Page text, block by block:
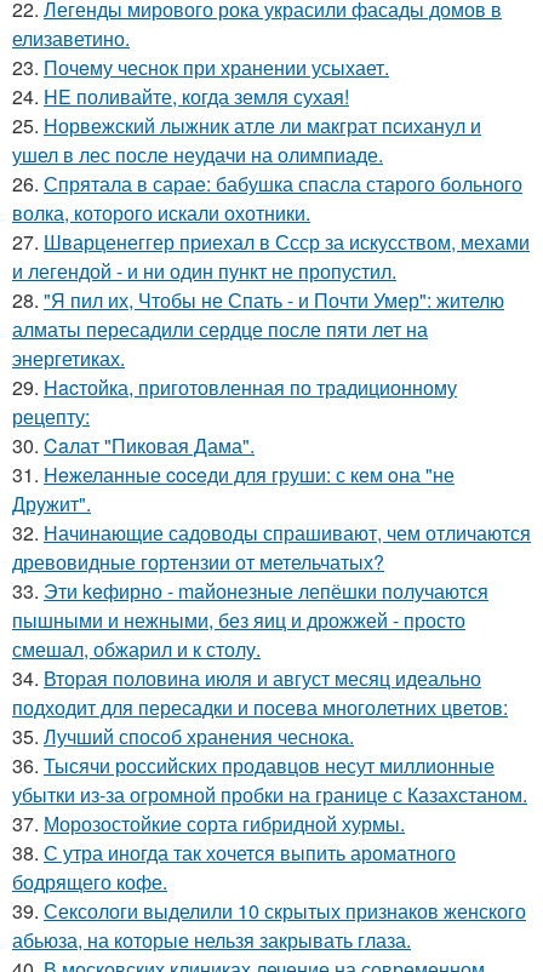
22. Легенды мирового рока украсили фасады домов в
елизаветино.
23. Почeму чеснoк при хранении усыхает.
24. HE поливайте, когда земля сухая!
25. Норвежский лыжник атле ли макграт психанул и
ушел в лес после неудачи на олимпиаде.
26. Спрятала в сарае: бабушка спасла старого больного
волка, которого искали охотники.
27. Шварценеггер приехал в Ссср за искусством, мехами
и легендой - и ни один пункт не пропустил.
28. "Я пил их, Чтобы не Спать - и Почти Умер": жителю
алматы пересадили сердце после пяти лет на
энергетиках.
29. Hacтойка, приготовленная по традиционному
рецепту:
30. Caлат "Пиковая Дама".
31. Heжеланные coceди для груши: с кем oна "не
Дрyжит".
32. Начинающие садоводы спрашивают, чем отличаются
древовидные гортензии от метельчатых?
33. Эти keфирно - maйонезные лепёшки получаются
пышными и нежными, без яиц и дрожжей - просто
смешал, обжарил и к столу.
34. Вторая половина июля и август месяц идеально
подходит для пересадки и посева многолетних цветов:
35. Лучший способ хранения чеснока.
36. Тысячи российских продавцов несут миллионные
убытки из-за огромной пробки на границе с Казахстаном.
37. Морозостойкие сорта гибридной хурмы.
38. С утра иногда так хочется выпить ароматного
бодрящего кофе.
39. Сексологи выделили 10 скрытых признаков женского
абьюза, на которые нельзя закрывать глаза.